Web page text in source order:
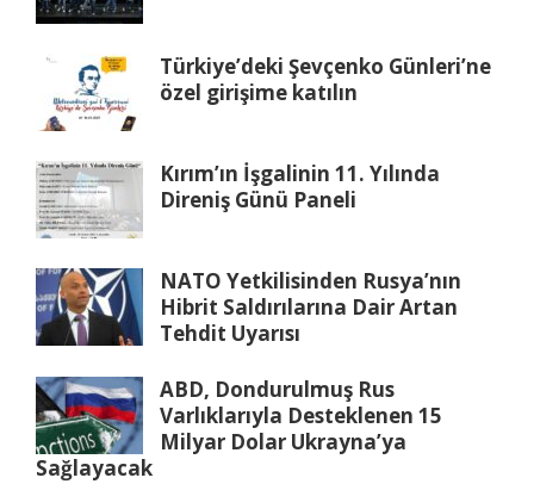
Türkiye’deki Şevçenko Günleri’ne
özel girişime katılın
Kırım’ın İşgalinin 11. Yılında
Direniş Günü Paneli
NATO Yetkilisinden Rusya’nın
Hibrit Saldırılarına Dair Artan
Tehdit Uyarısı
ABD, Dondurulmuş Rus
Varlıklarıyla Desteklenen 15
Milyar Dolar Ukrayna’ya
Sağlayacak